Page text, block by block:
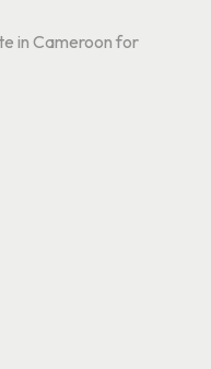
in Cameroon for